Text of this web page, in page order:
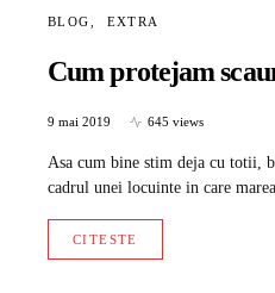
BLOG EXTRA
Cum protejam
9 mai 2019 645 views
Asa cum bine stim deja cu totii,
cadrul unei locuinte in care
CITESTE